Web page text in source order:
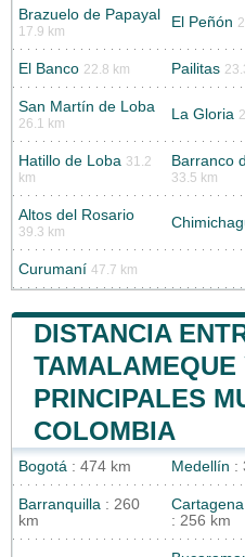
Brazuelo de Papayal
17.9 km
El Peñón
El Banco 22.8 km Pailitas
San Martín de Loba
26.1 km
La Gloria
Hatillo de Loba 31.2
km
Barranco
33.5 km
Altos del Rosario
39.3 km
Curumaní 47.7 km
DISTANCIA
TAMALAMEQUE
PRINCIPALES
COLOMBIA
Bogotá : 474 km Medellín :
Barranquilla : 260
km
: 256 km